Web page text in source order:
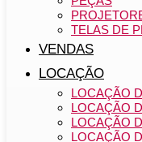
TELAS DE
VENDAS
LOCAÇÃO
LOCAÇÃO
LOCAÇÃO
LOCAÇÃO
LOCAÇÃO